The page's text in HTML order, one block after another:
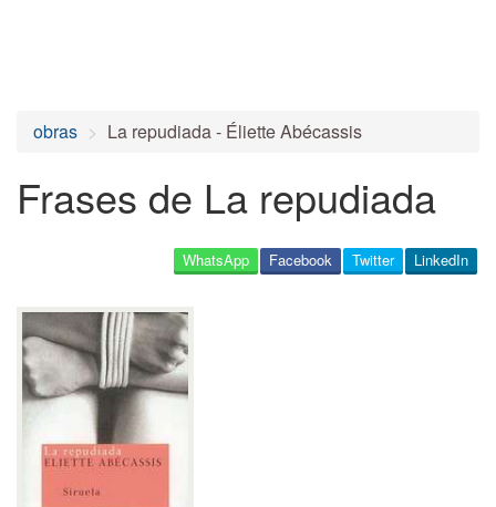
obras La repudiada - Éliette Abécassis
Frases de La repudiada
LinkedIn
Twitter
Facebook
WhatsApp